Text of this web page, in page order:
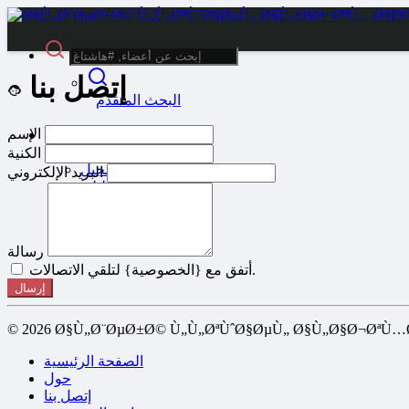
البحث المتقدم
التسجيل
الوضع الليلي
إتصل بنا
الإسم
الكنية
البريد الإلكتروني
رسالة
أتفق مع {الخصوصية} لتلقي الاتصالات.
إرسال
© 2026 Ø§Ù„Ø¨ØµØ±Ø© Ù„Ù„ØªÙˆØ§ØµÙ„
الصفحة الرئيسية
حول
إتصل بنا